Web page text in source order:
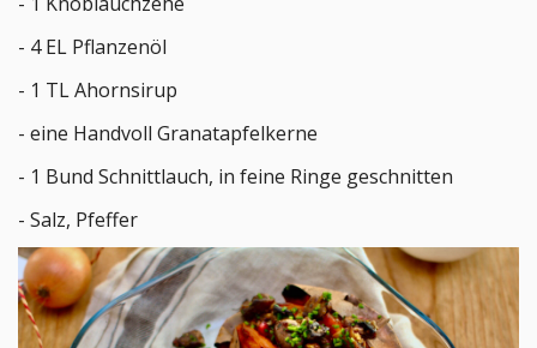
- 4 EL Pflanzenöl
- 1 TL Ahornsirup
- eine Handvoll Granatapfelkerne
- 1 Bund Schnittlauch, in feine Ringe geschnitten
- Salz, Pfeffer